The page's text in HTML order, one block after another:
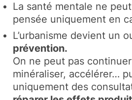
La santé mentale ne
pensée uniquement en
L’urbanisme devient un
prévention.
On ne peut pas
minéraliser, accélérer…
uniquement des